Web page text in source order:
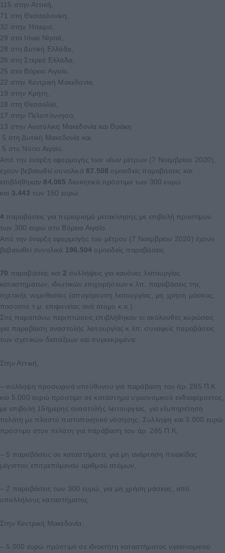
115 στην Αττική,
71 στη Θεσσαλονίκη,
32 στην Ήπειρο,
29 στα Ιόνια Νησιά,
28 στη Δυτική Ελλάδα,
26 στη Στερεά Ελλάδα,
25 στο Βόρειο Αιγαίο,
22 στην Κεντρική Μακεδονία,
19 στην Κρήτη,
18 στη Θεσσαλία,
17 στην Πελοπόννησο,
13 στην Ανατολική Μακεδονία και Θράκη
5 στη Δυτική Μακεδονία και
5 στο Νότιο Αιγαίο.
Από την έναρξη εφαρμογής των νέων μέτρων (7 Νοεμβρίου 2020),
έχουν βεβαιωθεί συνολικά 87.508 ομοειδείς παραβάσεις και
επιβλήθηκαν 84.065 διοικητικά πρόστιμα των 300 ευρώ
και 3.443 των 150 ευρώ.
4 παραβάσεις για περιορισμό μετακίνησης με επιβολή προστίμου
των 300 ευρώ στο Βόρειο Αιγαίο.
Από την έναρξη εφαρμογής του μέτρου (7 Νοεμβρίου 2020) έχουν
βεβαιωθεί συνολικά 196.504 ομοειδείς παραβάσεις.
70 παραβάσεις και 2 συλλήψεις για κανόνες λειτουργίας
καταστημάτων, ιδιωτικών επιχειρήσεων κ.λπ. παραβάσεις της
σχετικής νομοθεσίας (απαγόρευση λειτουργίας, μη χρήση μάσκας,
ποσοστό τ.μ. επιφανείας ανά άτομο κ.α.).
Στις παραπάνω περιπτώσεις επιβλήθηκαν οι ακόλουθες κυρώσεις
για παραβίαση αναστολής λειτουργίας κ.λπ. συναφείς παραβάσεις
των σχετικών διατάξεων και συγκεκριμένα:
Στην Αττική,
– σύλληψη προσωρινά υπεύθυνου για παράβαση του άρ. 285 Π.Κ
και 5.000 ευρώ πρόστιμο σε κατάστημα υγειονομικού ενδιαφέροντος,
με επιβολή 15ήμερης αναστολής λειτουργίας, για εξυπηρέτηση
πελάτη με πλαστό πιστοποιητικό νόσησης. Σύλληψη και 3.000 ευρώ
πρόστιμο στον πελάτη για παράβαση του άρ. 285 Π.Κ,
– 5 παραβάσεις σε καταστήματα, για μη ανάρτηση πινακίδας
μέγιστου επιτρεπόμενου αριθμού ατόμων,
– 2 παραβάσεις των 300 ευρώ, για μη χρήση μάσκας, από
υπαλλήλους καταστήματος.
Στην Κεντρική Μακεδονία,
– 5.000 ευρώ πρόστιμο σε ιδιοκτήτη καταστήματος υγειονομικού